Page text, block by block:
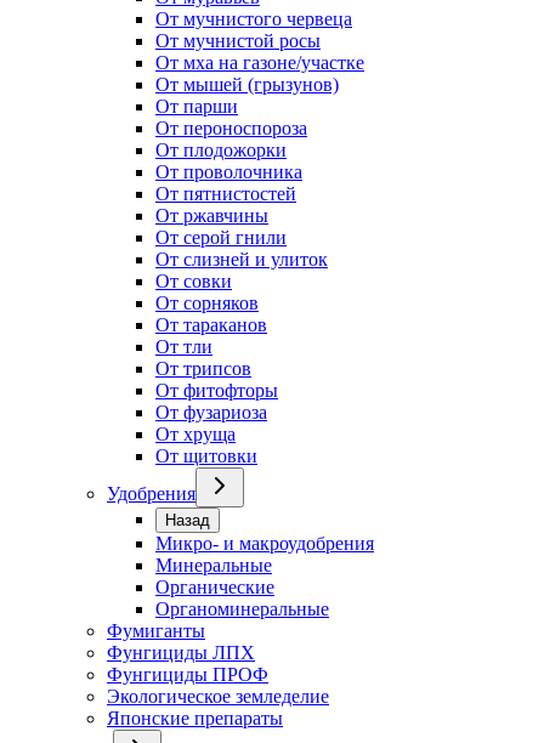
От мучнистого червеца
От мучнистой росы
От мха на газоне/участке
От мышей (грызунов)
От парши
От пероноспороза
От плодожорки
От проволочника
От пятнистостей
От ржавчины
От серой гнили
От слизней и улиток
От совки
От сорняков
От тараканов
От тли
От трипсов
От фитофторы
От фузариоза
От хруща
От щитовки
Удобрения
Назад
Микро- и макроудобрения
Минеральные
Органические
Органоминеральные
Фумиганты
Фунгициды ЛПХ
Фунгициды ПРОФ
Экологическое земледелие
Японские препараты